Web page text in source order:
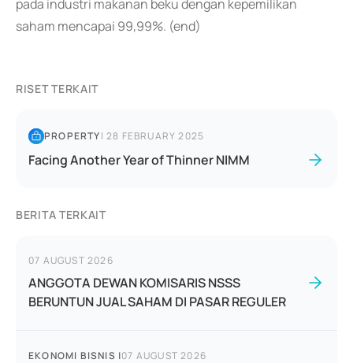
pada industri makanan beku dengan kepemilikan
saham mencapai 99,99%. (end)
RISET TERKAIT
PROPERTY|28 FEBRUARY 2025
Facing Another Year of Thinner NIMM
BERITA TERKAIT
07 AUGUST 2026
ANGGOTA DEWAN KOMISARIS NSSS
BERUNTUN JUAL SAHAM DI PASAR REGULER
EKONOMI BISNIS |07 AUGUST 2026